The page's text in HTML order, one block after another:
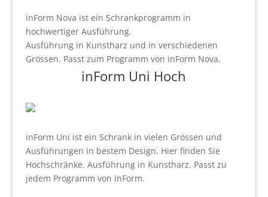
inForm Nova ist ein Schrankprogramm in
hochwertiger Ausführung.
Ausführung in Kunstharz und in verschiedenen
Grössen. Passt zum Programm von inForm Nova.
inForm Uni Hoch
inForm Uni ist ein Schrank in vielen Grössen und
Ausführungen in bestem Design. Hier finden Sie
Hochschränke. Ausführung in Kunstharz. Passt zu
jedem Programm von inForm.